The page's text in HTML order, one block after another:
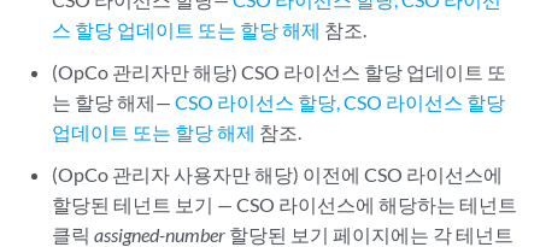
스 할당 업데이트 또는 할당 해제 참조.
(OpCo 관리자만 해당) CSO 라이선스 할당 업데이트 또
는 할당 해제—CSO 라이선스 할당, CSO 라이선스 할당
업데이트 또는 할당 해제 참조.
(OpCo 관리자 사용자만 해당) 이전에 CSO 라이선스에
할당된 테넌트 보기 — CSO 라이선스에 해당하는 테넌트
클릭assigned-number 할당된 보기 페이지에는 각 테넌트